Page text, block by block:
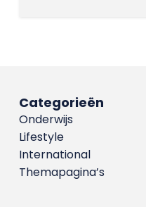
Categorieën
Onderwijs
Lifestyle
International
Themapagina’s